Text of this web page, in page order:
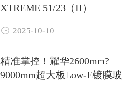
XTREME 51/23（II）
 2025-10-10
精准掌控！耀华2600mm?
9000mm超大板Low-E镀膜玻